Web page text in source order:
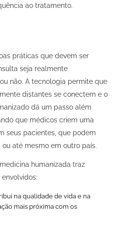
ao tratamento.
práticas que devem ser
seja realmente
não. A tecnologia permite que
distantes se conectem e o
dá um passo além
que médicos criem uma
seus pacientes, que podem
até mesmo em outro país.
humanizada traz
na qualidade de vida e na
mais próxima com os